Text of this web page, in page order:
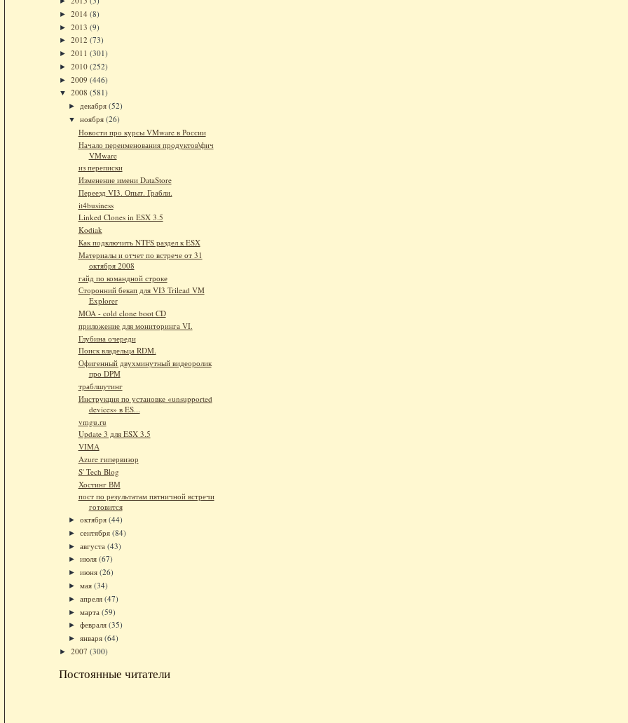
► 2014 (8)
► 2013 (9)
► 2012 (73)
► 2011 (301)
► 2010 (252)
► 2009 (446)
▼ 2008 (581)
► декабря (52)
▼ ноября (26)
Новости про курсы VMware в России
Начало переименования продуктов\фич
VMware
из переписки
Изменение имени DataStore
Переезд VI3. Опыт. Грабли.
it4business
Linked Clones in ESX 3.5
Kodiak
Как подключить NTFS раздел к ESX
Материалы и отчет по встрече от 31
октября 2008
гайд по командной строке
Сторонний бекап для VI3 Trilead VM
Explorer
MOA - cold clone boot CD
приложение для мониторинга VI.
Глубина очереди
Поиск владельца RDM.
Офигенный двухминутный видеоролик
про DPM
траблшутинг
Инструкция по установке «unsupported
devices» в ES...
vmgu.ru
Update 3 для ESX 3.5
VIMA
Azure гипервизор
S' Tech Blog
Хостинг ВМ
пост по результатам пятничной встречи
готовится
► октября (44)
► сентября (84)
► августа (43)
► июля (67)
► июня (26)
► мая (34)
► апреля (47)
► марта (59)
► февраля (35)
► января (64)
► 2007 (300)
Постоянные читатели